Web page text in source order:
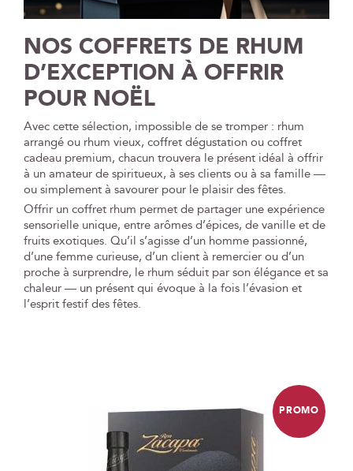
NOS COFFRETS DE RHUM
D’EXCEPTION À OFFRIR
POUR NOËL
Avec cette sélection, impossible de se tromper : rhum
arrangé ou rhum vieux, coffret dégustation ou coffret
cadeau premium, chacun trouvera le présent idéal à offrir
à un amateur de spiritueux, à ses clients ou à sa famille —
ou simplement à savourer pour le plaisir des fêtes.
Offrir un coffret rhum permet de partager une expérience
sensorielle unique, entre arômes d’épices, de vanille et de
fruits exotiques. Qu’il s’agisse d’un homme passionné,
d’une femme curieuse, d’un client à remercier ou d’un
proche à surprendre, le rhum séduit par son élégance et sa
chaleur — un présent qui évoque à la fois l’évasion et
l’esprit festif des fêtes.
PROMO